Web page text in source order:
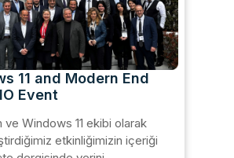
11 and Modern End
Event
ve Windows 11 ekibi olarak
etkinliğimizin içeriği